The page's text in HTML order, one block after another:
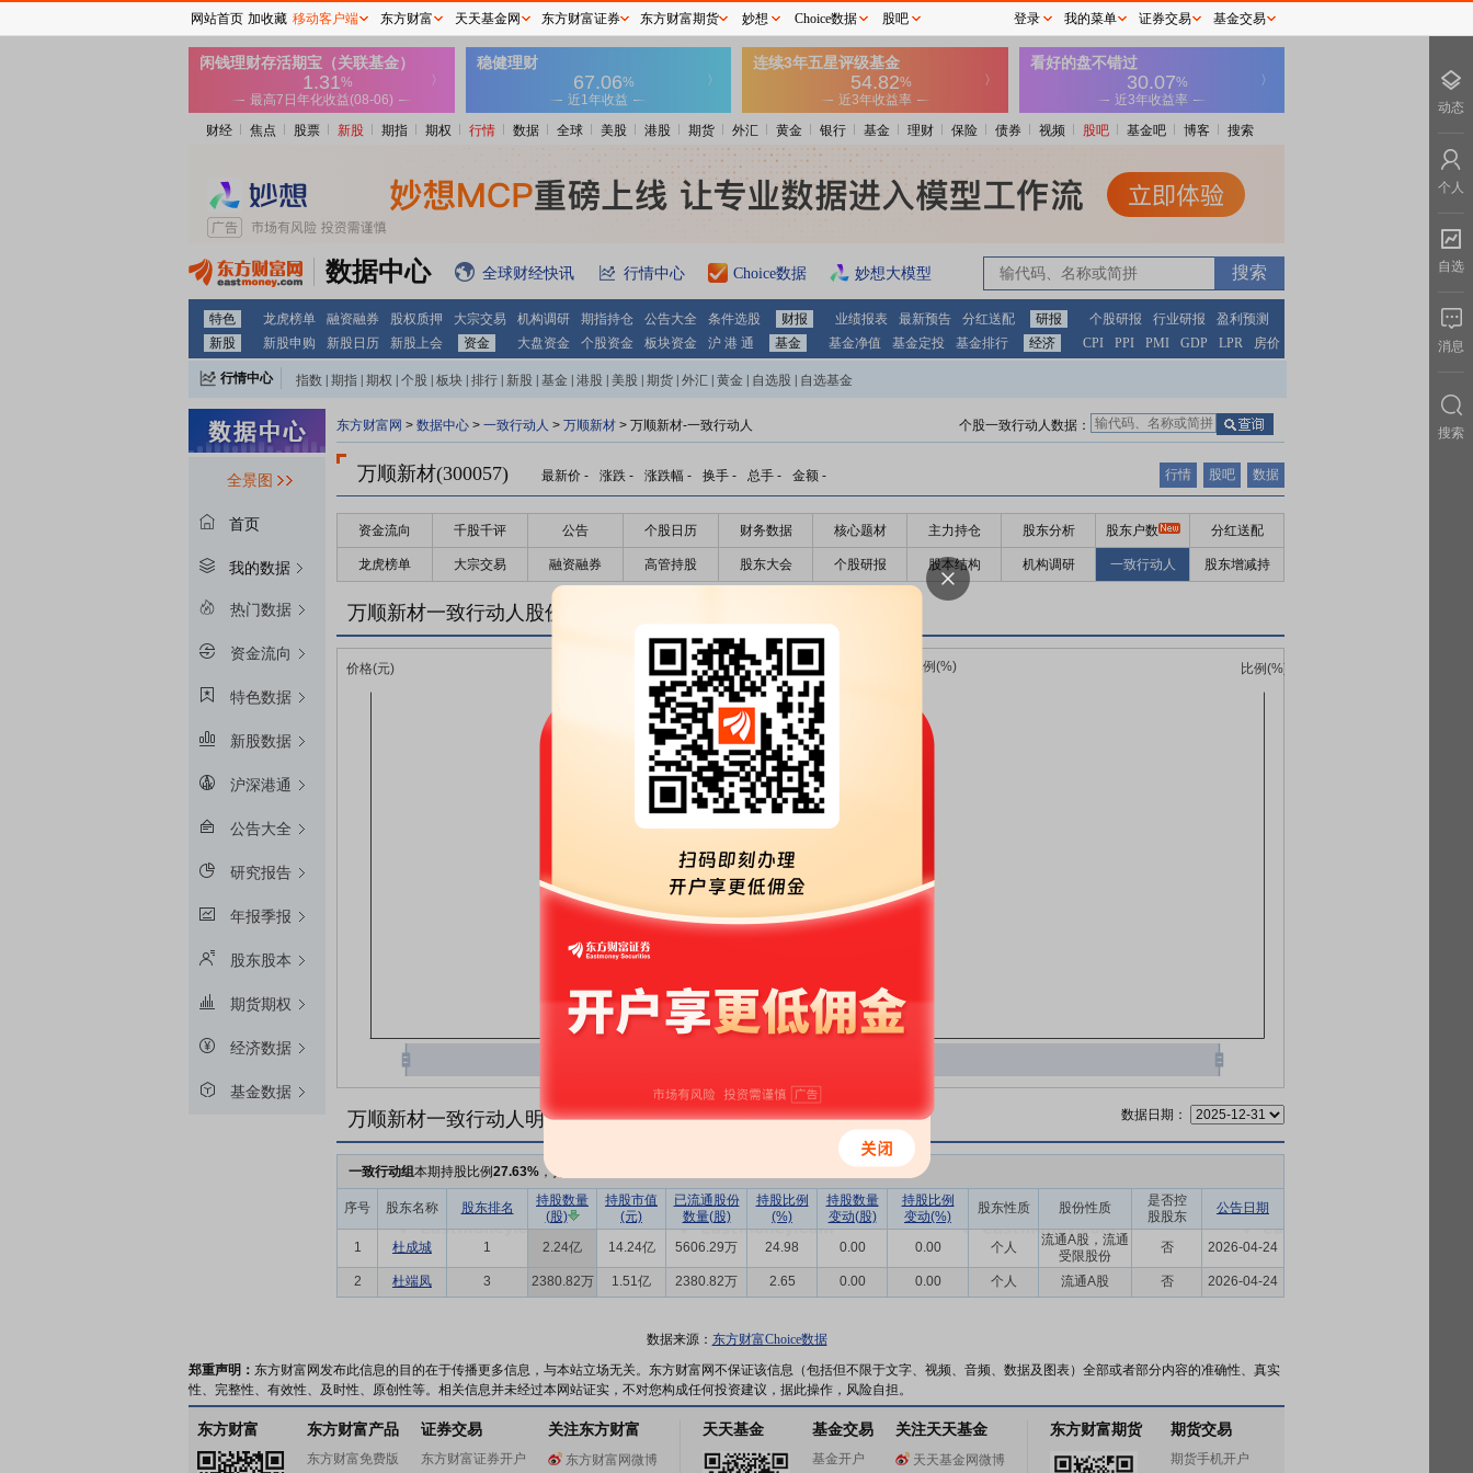
财经 焦点 股票 新股 期指 期权 行情 数据 全球 美股 港股 期货 外汇 黄金 银行 基金 理财 保险 债券 视频 股吧 基金吧 博客 搜索
数据中心 全球财经快讯 行情中心 Choice数据 妙想大模型
特色 龙虎榜单 融资融券 股权质押 大宗交易 机构调研 期指持仓 公告大全 条件选股 财报 业绩报表 最新预告 分红送配 研报 个股研报 行业研报
盈利预测
新股
新股申购 新股日历 新股上会 资金 大盘资金 个股资金 板块资金 沪 港 通 基金 基金净值 基金定投 基金排行 经济 CPI PPI PMI GDP LPR 房价
行情中心 指数 期指 期权 个股 板块 排行 新股 基金 港股 美股 期货 外汇 黄金 自选股 自选基金
全景图
首页
我的数据
热门数据
资金流向
特色数据
新股数据
沪深港通
公告大全
研究报告
年报季报
股东股本
期货期权
经济数据
基金数据
东方财富网 > 数据中心 > 一致行动人 > 万顺新材 > 万顺新材-一致行动人 个股一致行动人数据：
万顺新材(300057) 最新价 - 涨跌 - 涨跌幅 - 换手 - 总手 - 金额 - 行情 股吧 数据
资金流向 千股千评 公告 个股日历 财务数据 核心题材 主力持仓 股东分析 股东户数 分红送配
龙虎榜单 大宗交易 融资融券 高管持股 股东大会 个股研报 股本结构 机构调研 一致行动人 股东增减持
万顺新材一致行动人股份变化趋势图
万顺新材一致行动人明细 数据日期：
一致行动组本期持股比例27.63% ，持股数量
序号 股东名称 股东排名
持股数量
(股)
持股市值
(元)
已流通股份
数量(股)
持股比例
(%)
持股数量
变动(股)
持股比例
变动(%)
股东性质 股份性质
是否控
股股东
公告日期
1 杜成城 1 2.24亿 14.24亿 5606.29万 24.98 0.00 0.00 个人
流通A股，流通
受限股份
否 2026-04-24
2 杜端凤 3 2380.82万 1.51亿 2380.82万 2.65 0.00 0.00 个人 流通A股 否 2026-04-24
数据来源： 东方财富Choice数据
郑重声明： 东方财富网发布此信息的目的在于传播更多信息，与本站立场无关。东方财富网不保证该信息（包括但不限于文字、视频、音频、数据及图表）全部或者部分内容的准确性、真实
性、完整性、有效性、及时性、原创性等。相关信息并未经过本网站证实，不对您构成任何投资建议，据此操作，风险自担。
东方财富 东方财富产品
东方财富免费版
证券交易
东方财富证券开户
关注东方财富
东方财富网微博
天天基金 基金交易
基金开户
关注天天基金
天天基金网微博
东方财富期货 期货交易
期货手机开户
网站首页 加收藏 移动客户端 东方财富 天天基金网 东方财富证券 东方财富期货 妙想 Choice数据 股吧 登录 我的菜单 证券交易 基金交易
动态
个人
自选
消息
搜索